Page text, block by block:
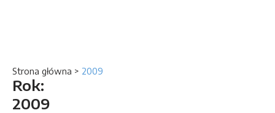
Strona główna > 2009
Rok:
2009